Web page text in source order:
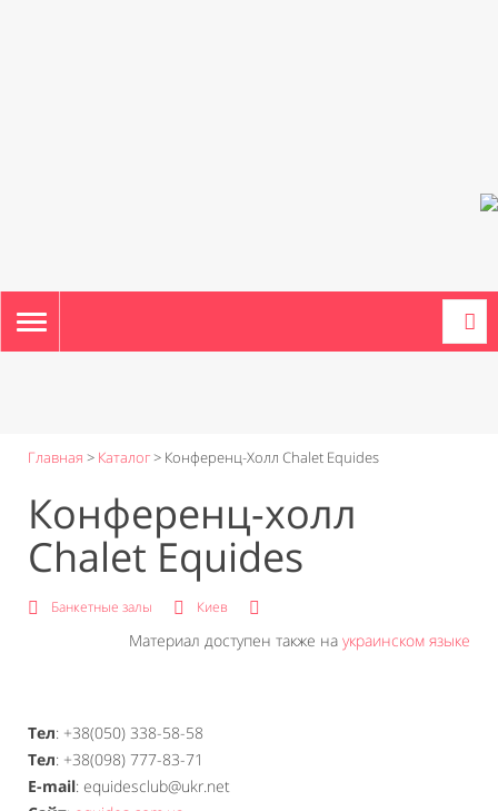
TOGGLE
NAVIGATION
Главная > Каталог> Конференц-Холл Chalet Equides
Конференц-холл
Chalet Equides
Банкетные залы Киев
Материал доступен также на украинском языке
Тел: +38(050) 338-58-58
Тел: +38(098) 777-83-71
E-mail: equidesclub@ukr.net